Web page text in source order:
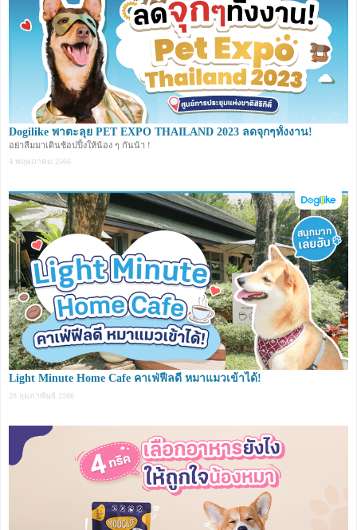
Dogilike พาตะลุย PET EXPO THAILAND 2023 ลดจุกๆทั้งงาน!
อย่าลืมมาเดินช้อปปิ้งให้น้อง ๆ กันน้า !
4 พฤษภาคม 2566
Light Minute Home Cafe คาเฟ่ฟีลดี หมาแมวเข้าได้!
28 กุมภาพันธ์ 2566